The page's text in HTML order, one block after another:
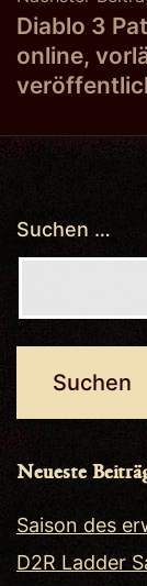
Diablo 3
online,
Suchen …
Neueste
Saison des
D2R Ladder